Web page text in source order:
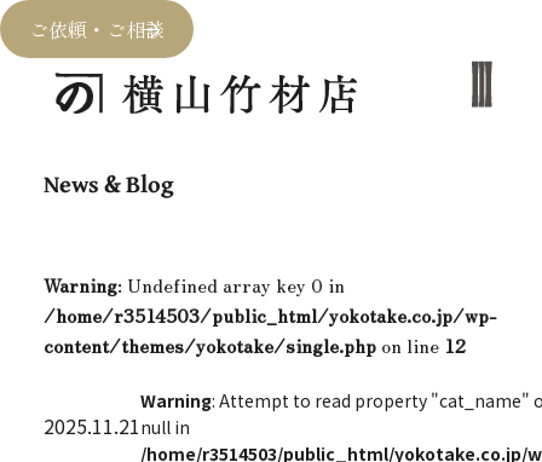
ご依頼・ご相談
News & Blog
Warning: Undefined array key 0 in
/home/r3514503/public_html/yokotake.co.jp/wp-
content/themes/yokotake/single.phpon line 12
2025.11.21
Warning: Attempt to read property "cat_name"
null in
/home/r3514503/public_html/yokotake.co.jp/